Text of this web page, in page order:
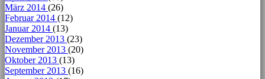
März 2014 (26)
Februar 2014 (12)
Januar 2014 (13)
Dezember 2013 (23)
November 2013 (20)
Oktober 2013 (13)
September 2013 (16)